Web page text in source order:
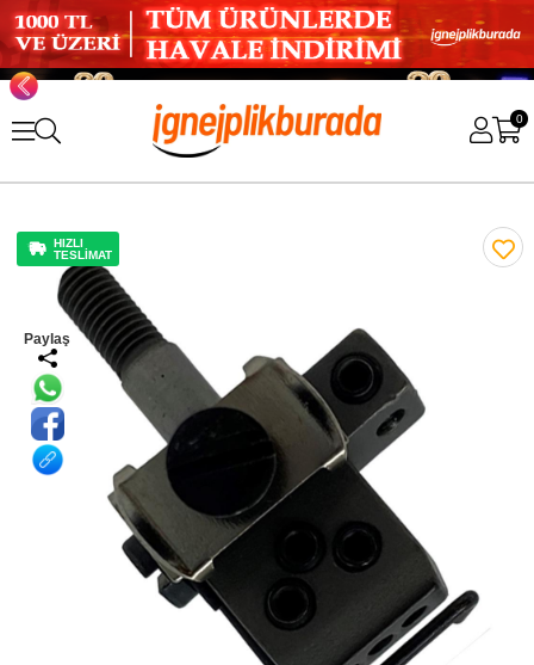
0
HIZLI
TESLİMAT
Paylaş